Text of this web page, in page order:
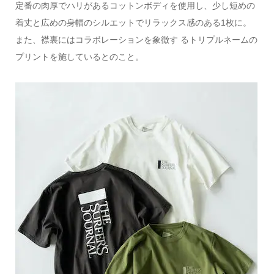
定番の肉厚でハリがあるコットンボディを使用し、少し短めの
着丈と広めの身幅のシルエットでリラックス感のある1枚に。
また、襟裏にはコラボレーションを象徴す るトリプルネームの
プリントを施しているとのこと。